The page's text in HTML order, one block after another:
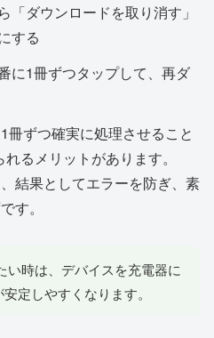
「ダウンロードを取り消す」
する
に1冊ずつタップして、再ダ
ずつ確実に処理させること
るメリットがあります。
結果としてエラーを防ぎ、素
す。
い時は、デバイスを充電器に
定しやすくなります。